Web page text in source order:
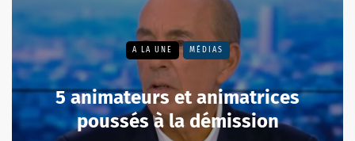
A LA UNE MÉDIAS
5 animateurs et animatrices
poussés à la démission